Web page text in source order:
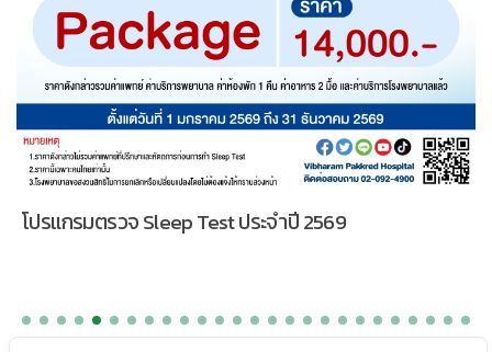
โปรแกรมตรวจ Sleep Test ประจำปี 2569